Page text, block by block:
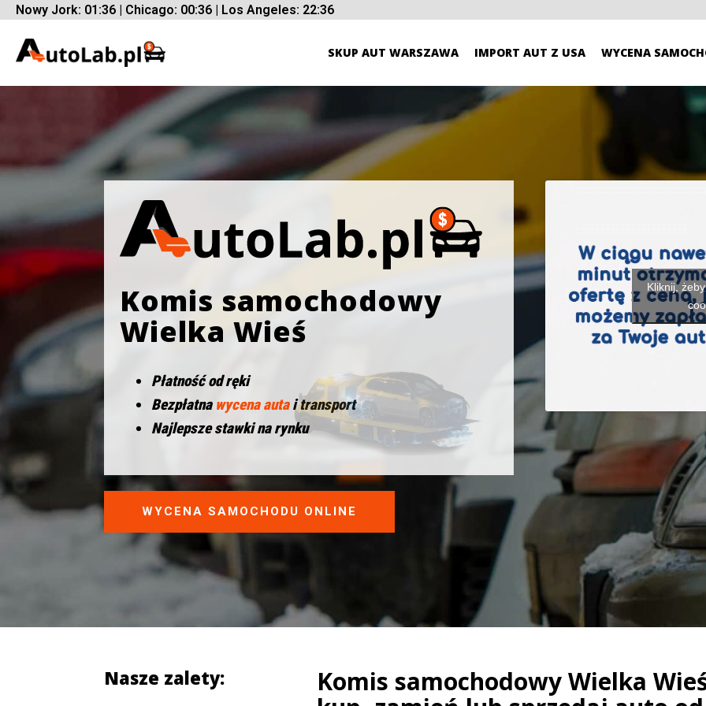
Nowy Jork: 01:36 | Chicago: 00:36 | Los Angeles: 22:36
SKUP AUT WARSZAWA IMPORT AUT Z USA WYCENA
Komis samochodowy
Wielka Wieś
Płatność od ręki
Bezpłatna wycena autai transport
Najlepsze stawki na rynku
WYCENA SAMOCHODU ONLINE
Kliknij,
Nasze zalety:
Komis samochodowy Wielka